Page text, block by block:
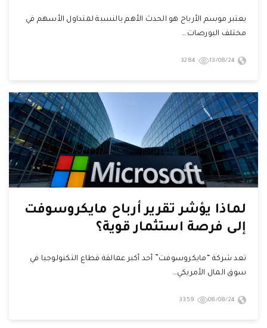
يعتبر موسم الأرباح هو الحدث الأهم بالنسبة لمتداول الأسهم في
مختلف البورصات…
13/08/24
3284
لماذا يؤشر تقرير أرباح مايكروسوفت
إلى فرصة استثمار قوية؟
تعد شركة “مايكروسوفت” أحد أكبر عمالقة قطاع التكنولوجيا في
سوق المال الأمريكي…
08/08/24
3359